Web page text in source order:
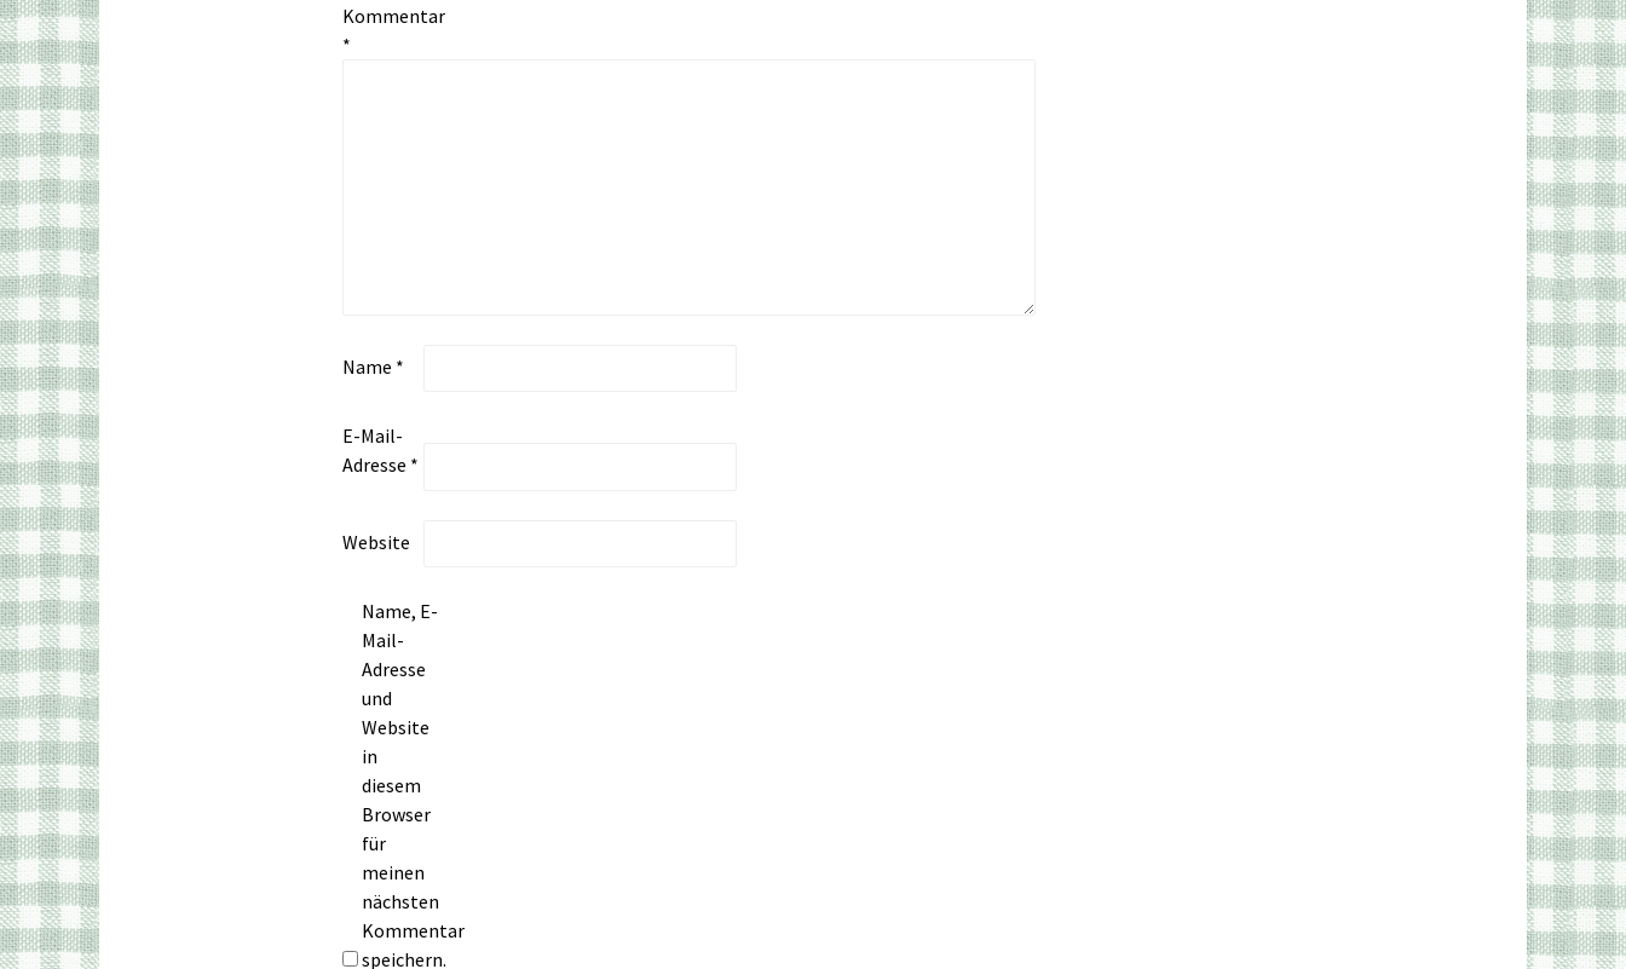
Kommentar
*
Name *
E-Mail-
Adresse *
Website
Name, E-
Mail-
Adresse
und
Website
in
diesem
Browser
für
meinen
nächsten
Kommentar
speichern.